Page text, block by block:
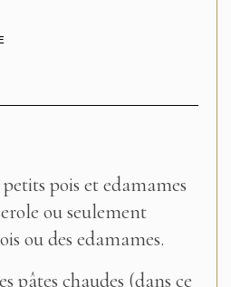
pois et edamames
ou seulement
ou des edamames.
pâtes chaudes (dans ce